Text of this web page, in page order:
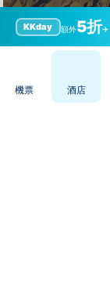
【鹿兒島
KKday 額外5折✈️
機票 酒店